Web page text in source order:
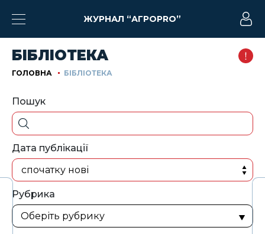
ЖУРНАЛ “АГРОPRO”
БІБЛІОТЕКА
ГОЛОВНА БІБЛІОТЕКА
Пошук
Дата публікації
спочатку нові
Рубрика